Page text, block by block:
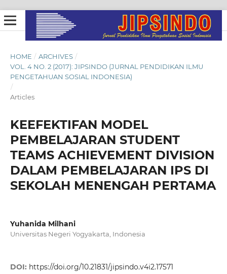
HOME / ARCHIVES /
VOL. 4 NO. 2 (2017): JIPSINDO (JURNAL PENDIDIKAN ILMU
PENGETAHUAN SOSIAL INDONESIA)
/
Articles
KEEFEKTIFAN MODEL
PEMBELAJARAN STUDENT
TEAMS ACHIEVEMENT DIVISION
DALAM PEMBELAJARAN IPS DI
SEKOLAH MENENGAH PERTAMA
Yuhanida Milhani
Universitas Negeri Yogyakarta, Indonesia
DOI: https://doi.org/10.21831/jipsindo.v4i2.17571